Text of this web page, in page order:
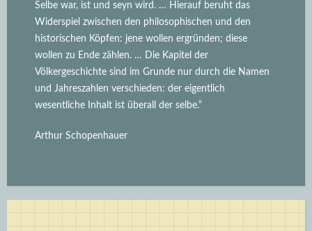
Selbe war, ist und seyn wird. … Hierauf beruht das
Widerspiel zwischen den philosophischen und den
historischen Köpfen: jene wollen ergründen; diese
wollen zu Ende zählen. … Die Kapitel der
Völkergeschichte sind im Grunde nur durch die Namen
und Jahreszahlen verschieden: der eigentlich
wesentliche Inhalt ist überall der selbe.“
Arthur Schopenhauer